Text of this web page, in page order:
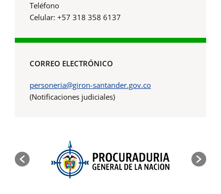
Teléfono
Celular: +57 318 358 6137
CORREO ELECTRÓNICO
personeria@giron-santander.gov.co
(Notificaciones judiciales)